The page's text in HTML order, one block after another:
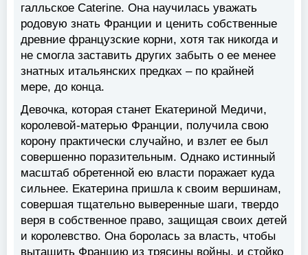
галльское Caterine. Она научилась уважать
родовую знать Франции и ценить собственные
древние французские корни, хотя так никогда и
не смогла заставить других забыть о ее менее
знатных итальянских предках – по крайней
мере, до конца.
Девочка, которая станет Екатериной Медичи,
королевой-матерью Франции, получила свою
корону практически случайно, и взлет ее был
совершенно поразительным. Однако истинный
масштаб обретенной ею власти поражает куда
сильнее. Екатерина пришла к своим вершинам,
совершая тщательно выверенные шаги, твердо
веря в собственное право, защищая своих детей
и королевство. Она боролась за власть, чтобы
вытащить Францию из трясины войны, и стойко